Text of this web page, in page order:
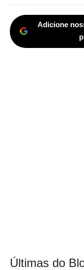
Adicione
Últimas do